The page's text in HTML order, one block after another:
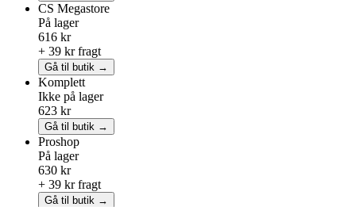
CS Megastore
På lager
616 kr
+ 39 kr fragt
Gå til butik →
Komplett
Ikke på lager
623 kr
Gå til butik →
Proshop
På lager
630 kr
+ 39 kr fragt
Gå til butik →